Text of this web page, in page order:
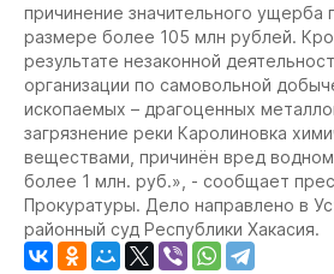
причинение значительного ущерба
размере более 105 млн рублей.
результате незаконной
организации по самовольной
ископаемых – драгоценных
загрязнение реки Каролиновка
веществами, причинён вред
более 1 млн. руб.», - сообщает
Прокуратуры. Дело направлено в
районный суд Республики Хакасия.